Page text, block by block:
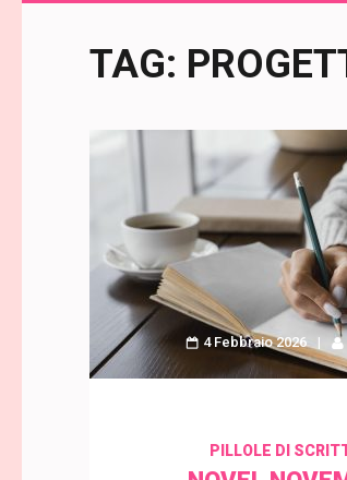
TAG:
4 Febbraio 2026
PILLOLE DI